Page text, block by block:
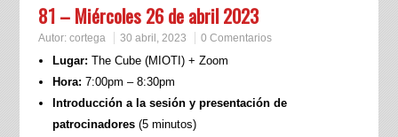
81 – Miércoles 26 de abril 2023
Autor: cortega 30 abril, 2023 0 Comentarios
Lugar: The Cube (MIOTI) + Zoom
Hora: 7:00pm – 8:30pm
Introducción a la sesión y presentación de
patrocinadores(5 minutos)